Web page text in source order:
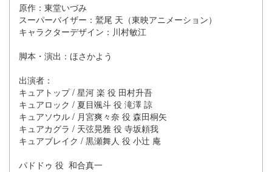
原作：東堂いづみ
スーパーバイザー：鷲尾 天（東映アニメーション）
キャラクターデザイン：川村敏江
脚本・演出：ほさかよう
出演者：
キュアトップ / 星河 楽 役 田村升吾
キュアロック / 夏目颯斗 役 滝澤 諒
キュアソウル / 月宮爽々奈 役 森田桐矢
キュアカグラ / 天弦晃雅 役 寺坂頼我
キュアブレイク / 黒瀬舞人 役 小辻 庵
パドドゥ 役 和合真一